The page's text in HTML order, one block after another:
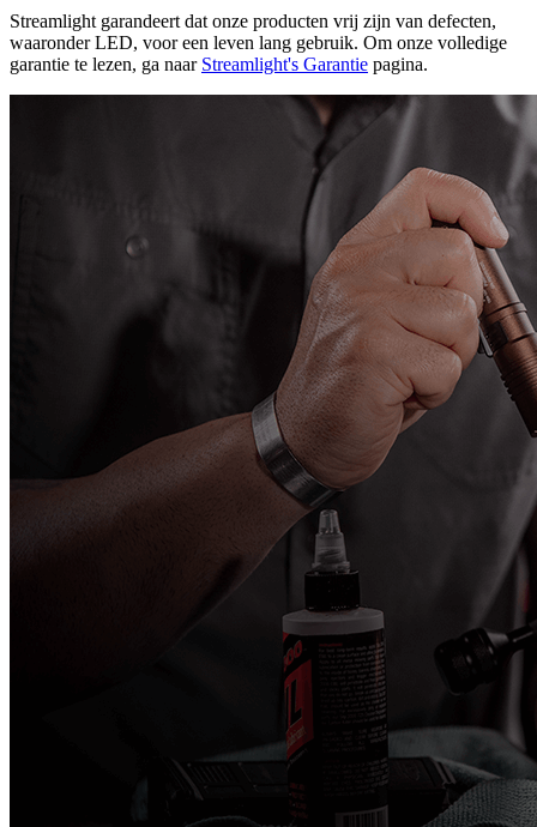
Streamlight garandeert dat onze producten vrij zijn van defecten,
waaronder LED, voor een leven lang gebruik. Om onze volledige
garantie te lezen, ga naar Streamlight's Garantie pagina.